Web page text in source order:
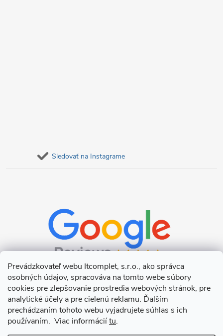
Prevádzkovateľ webu Itcomplet, s.r.o., ako správca
osobných údajov, spracováva na tomto webe súbory
cookies pre zlepšovanie prostredia webových stránok, pre
analytické účely a pre cielenú reklamu. Ďalším
prechádzaním tohoto webu vyjadrujete súhlas s ich
používaním. Viac informáciítu.
Sledovať na Instagrame